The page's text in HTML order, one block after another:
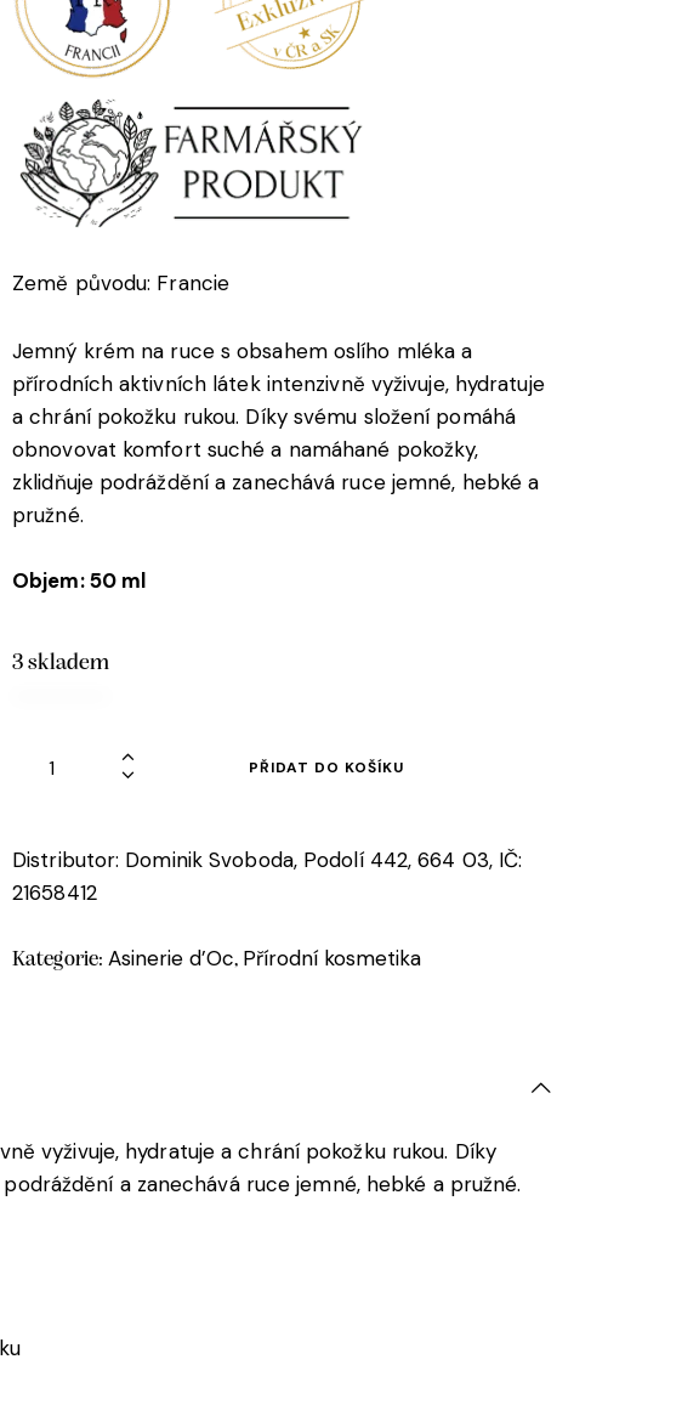
Země původu: Francie
Jemný krém na ruce s obsahem oslího mléka a
přírodních aktivních látek intenzivně vyživuje, hydratuje
a chrání pokožku rukou. Díky svému složení pomáhá
obnovovat komfort suché a namáhané pokožky,
zklidňuje podráždění a zanechává ruce jemné, hebké a
pružné.
Objem: 50 ml
3 skladem
PŘIDAT DO KOŠÍKU
Distributor: Dominik Svoboda, Podolí 442, 664 03, IČ:
21658412
Kategorie:Asinerie d’Oc, Přírodní kosmetika
vyživuje, hydratuje a chrání pokožku rukou. Díky
a zanechává ruce jemné, hebké a pružné.